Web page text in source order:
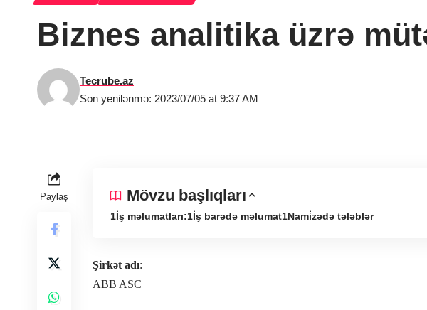
Biznes analitika üzrə
Son yenilənmə: 2023/07/05 at 9:37 AM
Tecrube.az
Paylaş Mövzu başlıqları
İş məlumatları: İş barədə məlumat Nami̇zədə tələblər
Şirkət adı:
ABB ASC